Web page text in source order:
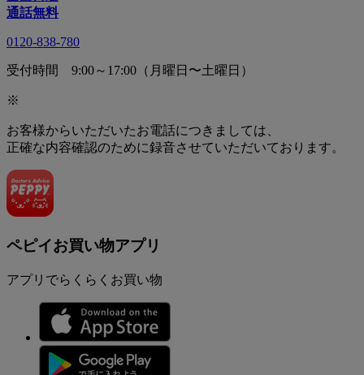
通話無料
0120-838-780
受付時間 9:00～17:00（月曜日〜土曜日）
※
お客様からいただいたお電話につきましては、
正確な内容確認のために録音させていただいております。
ペピイお買い物アプリ
アプリでらくらくお買い物